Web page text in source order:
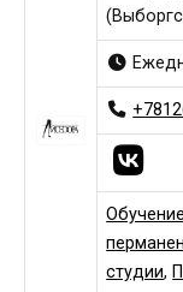
студии,